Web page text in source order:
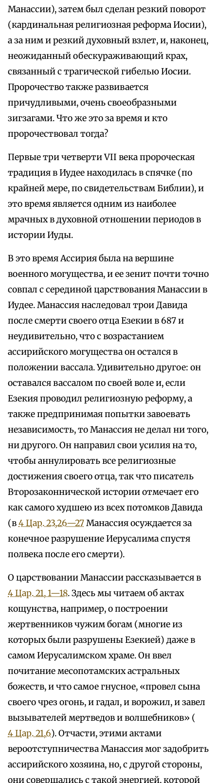
Манассии), затем был сделан резкий поворот
(кардинальная религиозная реформа Иосии),
а за ним и резкий духовный взлет, и, наконец,
неожиданный обескураживающий крах,
связанный с трагической гибелью Иосии.
Пророчество также развивается
причудливыми, очень своеобразными
зигзагами. Что же это за время и кто
пророчествовал тогда?
Первые три четверти VII века пророческая
традиция в Иудее находилась в спячке (по
крайней мере, по свидетельствам Библии), и
это время является одним из наиболее
мрачных в духовной отношении периодов в
истории Иуды.
В это время Ассирия была на вершине
военного могущества, и ее зенит почти точно
совпал с серединой царствования Манассии в
Иудее. Манассия наследовал трои Давида
после смерти своего отца Езекии в 687 и
неудивительно, что с возрастанием
ассирийского могущества он остался в
положении вассала. Удивительно другое: он
оставался вассалом по своей воле и, если
Езекия проводил религиозную реформу, а
также предпринимая попытки завоевать
независимость, то Манассия не делал ни того,
ни другого. Он направил свои усилия на то,
чтобы аннулировать все религиозные
достижения своего отца, так что писатель
Второзаконнической истории отмечает его
как самого худшею из всех потомков Давида
(в4 Цар. 23,26—27Манассия осуждается за
конечное разрушение Иерусалима спустя
полвека после его смерти).
О царствовании Манассии рассказывается в
4 Цар. 21, 1—18. Здесь мы читаем об актах
кощунства, например, о построении
жертвенников чужим богам (многие из
которых были разрушены Езекией) даже в
самом Иерусалимском храме. Он ввел
почитание месопотамских астральных
божеств, и что самое гнусное, «провел сына
своего чрез огонь, и гадал, и ворожил, и завел
вызывателей мертведов и волшебников» (
4 Цар. 21,6). Отчасти, этими актами
вероотступничества Манассия мог задобрить
ассирийского хозяина, но, с другой стороны,
они совершались с такой энергией, которой